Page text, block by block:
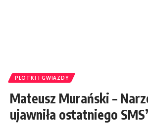
PLOTKI I GWIAZDY
Mateusz Murański –
ujawniła ostatniego